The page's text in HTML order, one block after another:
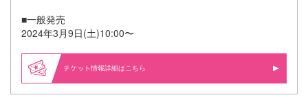
■一般発売
2024年3月9日(土)10:00〜
情報詳細はこちら